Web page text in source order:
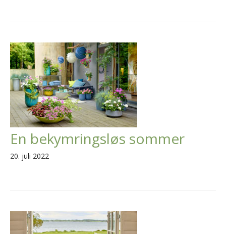
En bekymringsløs sommer
20. juli 2022